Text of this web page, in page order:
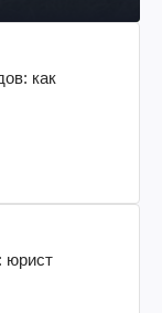
как
юрист